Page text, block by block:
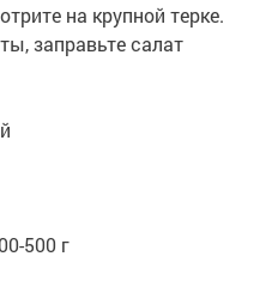
на крупной терке.
заправьте салат
500 г